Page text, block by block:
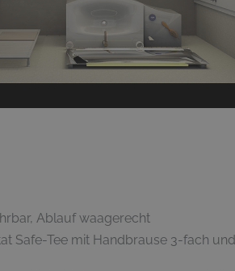
Ablauf waagerecht
Safe-Tee mit Handbrause 3-fach und